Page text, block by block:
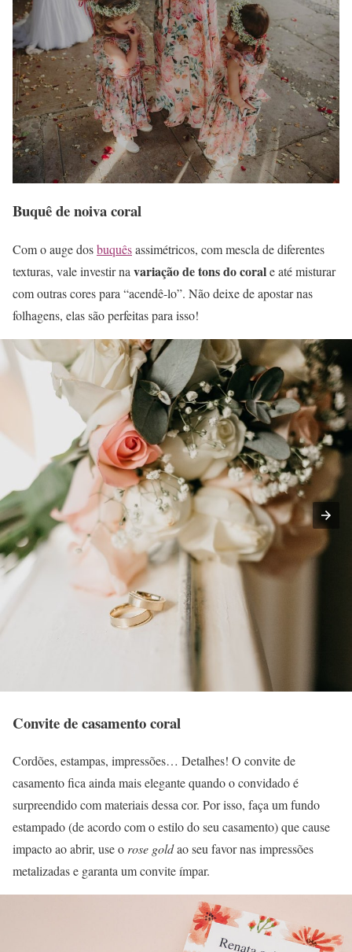
Buquê de noiva coral
Com o auge dosbuquêsassimétricos, com mescla de diferentes
texturas, vale investir na variação de tons do corale até misturar
com outras cores para “acendê-lo”. Não deixe de apostar nas
folhagens, elas são perfeitas para isso!
Convite de casamento coral
Cordões, estampas, impressões… Detalhes! O convite de
casamento fica ainda mais elegante quando o convidado é
surpreendido com materiais dessa cor. Por isso, faça um fundo
estampado (de acordo com o estilo do seu casamento) que cause
impacto ao abrir, use orose goldao seu favor nas impressões
metalizadas e garanta um convite ímpar.